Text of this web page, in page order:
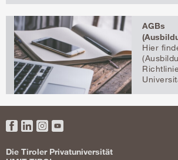
AGBs
Hier
Die Tiroler Privatuniversität